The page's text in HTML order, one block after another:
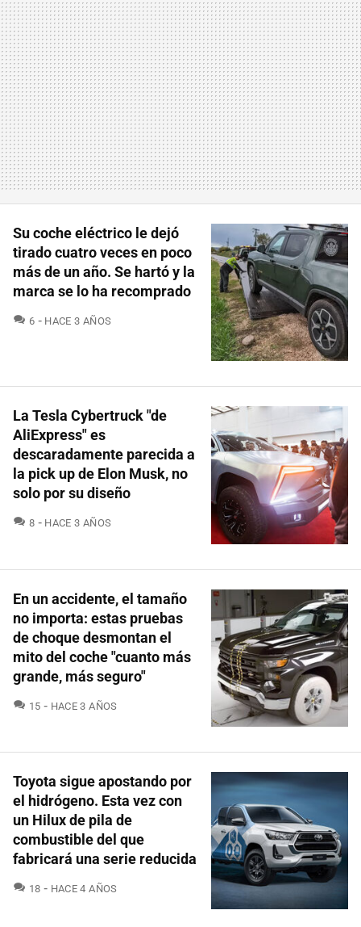
Su coche eléctrico le dejó
tirado cuatro veces en poco
más de un año. Se hartó y la
marca se lo ha recomprado
6 COMENTARIOS
HACE 3 AÑOS
La Tesla Cybertruck "de
AliExpress" es
descaradamente parecida a
la pick up de Elon Musk, no
solo por su diseño
8 COMENTARIOS
HACE 3 AÑOS
En un accidente, el tamaño
no importa: estas pruebas
de choque desmontan el
mito del coche "cuanto más
grande, más seguro"
15 COMENTARIOS
HACE 3 AÑOS
Toyota sigue apostando por
el hidrógeno. Esta vez con
un Hilux de pila de
combustible del que
fabricará una serie reducida
18 COMENTARIOS
HACE 4 AÑOS